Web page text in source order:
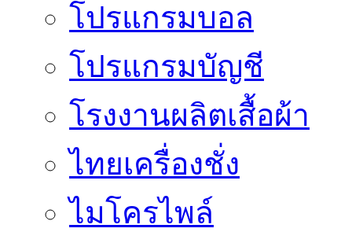
โปรแกรมบอล
โปรแกรมบัญชี
โรงงานผลิตเสื้อผ้า
ไทยเครื่องชั่ง
ไมโครไพล์